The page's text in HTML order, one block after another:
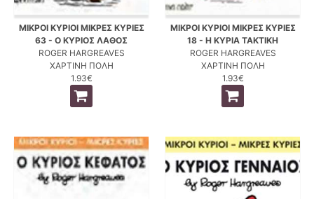
ΜΙΚΡΟΙ ΚΥΡΙΟΙ ΜΙΚΡΕΣ ΚΥΡΙΕΣ
63 - Ο ΚΥΡΙΟΣ ΛΑΘΟΣ
ROGER HARGREAVES
ΧΑΡΤΙΝΗ ΠΟΛΗ
1.93€
ΜΙΚΡΟΙ ΚΥΡΙΟΙ ΜΙΚΡΕΣ ΚΥΡΙΕΣ
18 - Η ΚΥΡΙΑ ΤΑΚΤΙΚΗ
ROGER HARGREAVES
ΧΑΡΤΙΝΗ ΠΟΛΗ
1.93€